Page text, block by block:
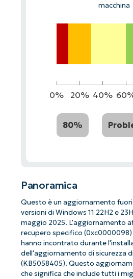
macchina
0% 20% 40%
80%
Panoramica
Questo è un aggiornamento
versioni di Windows 11 22H2 e
maggio 2025. L'aggiornamento
recupero specifico (0xc0000098)
hanno incontrato durante
dell'aggiornamento di sicurezza
(KB5058405). Questo
che significa che include tutti i